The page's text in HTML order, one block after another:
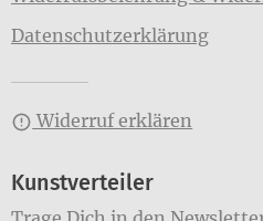
Datenschutzerklärung
Widerruf erklären
Kunstverteiler